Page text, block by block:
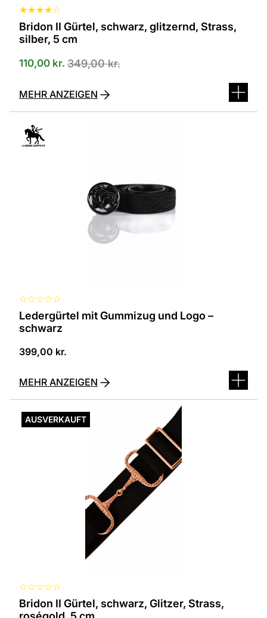
★★★★☆
Bridon II Gürtel, schwarz, glitzernd, Strass,
silber, 5 cm
349,00kr.
110,00 kr.
MEHR ANZEIGEN
☆☆☆☆☆
Ledergürtel mit Gummizug und Logo –
schwarz
399,00 kr.
Produkt
ist
in
MEHR ANZEIGEN
AUSVERKAUFT
☆☆☆☆☆
Bridon II Gürtel, schwarz, Glitzer, Strass,